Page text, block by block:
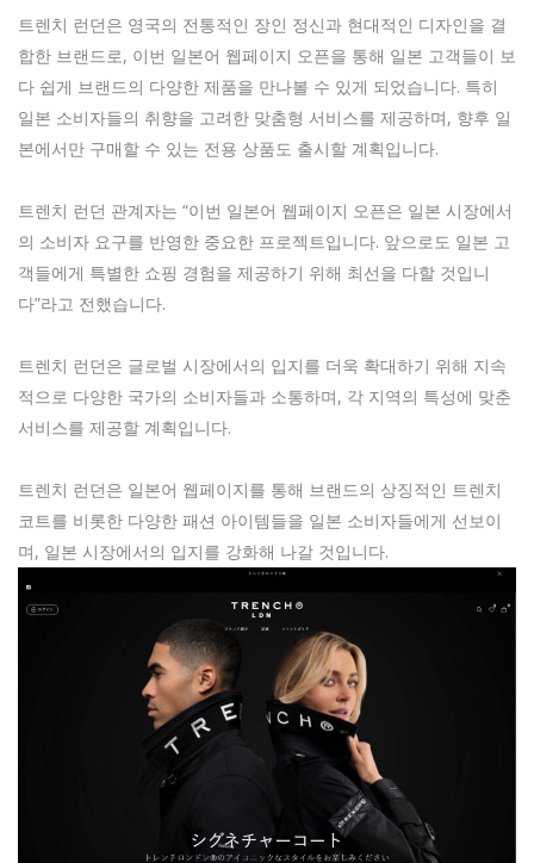
트렌치 런던은 영국의 전통적인 장인 정신과 현대적인 디자인을 결
합한 브랜드로, 이번 일본어 웹페이지 오픈을 통해 일본 고객들이 보
다 쉽게 브랜드의 다양한 제품을 만나볼 수 있게 되었습니다. 특히
일본 소비자들의 취향을 고려한 맞춤형 서비스를 제공하며, 향후 일
본에서만 구매할 수 있는 전용 상품도 출시할 계획입니다.
트렌치 런던 관계자는 “이번 일본어 웹페이지 오픈은 일본 시장에서
의 소비자 요구를 반영한 중요한 프로젝트입니다. 앞으로도 일본 고
객들에게 특별한 쇼핑 경험을 제공하기 위해 최선을 다할 것입니
다”라고 전했습니다.
트렌치 런던은 글로벌 시장에서의 입지를 더욱 확대하기 위해 지속
적으로 다양한 국가의 소비자들과 소통하며, 각 지역의 특성에 맞춘
서비스를 제공할 계획입니다.
트렌치 런던은 일본어 웹페이지를 통해 브랜드의 상징적인 트렌치
코트를 비롯한 다양한 패션 아이템들을 일본 소비자들에게 선보이
며, 일본 시장에서의 입지를 강화해 나갈 것입니다.